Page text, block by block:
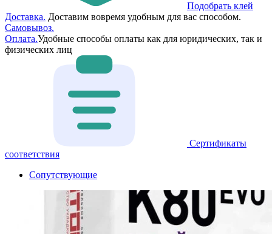
Подобрать клей
Доставка. Доставим вовремя удобным для вас способом.
Самовывоз.
Оплата.Удобные способы оплаты как для юридических, так и
физических лиц
Сертификаты
соответствия
Сопутствующие